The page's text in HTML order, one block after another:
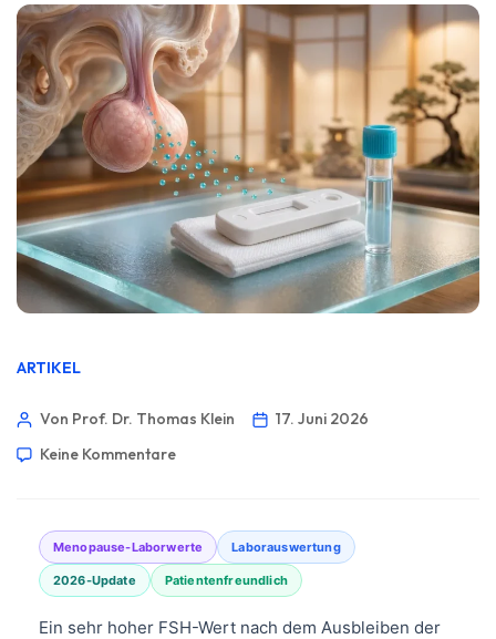
ARTIKEL
Von Prof. Dr. Thomas Klein
17. Juni 2026
Keine Kommentare
Menopause-Laborwerte Laborauswertung
2026-Update Patientenfreundlich
Ein sehr hoher FSH-Wert nach dem Ausbleiben der